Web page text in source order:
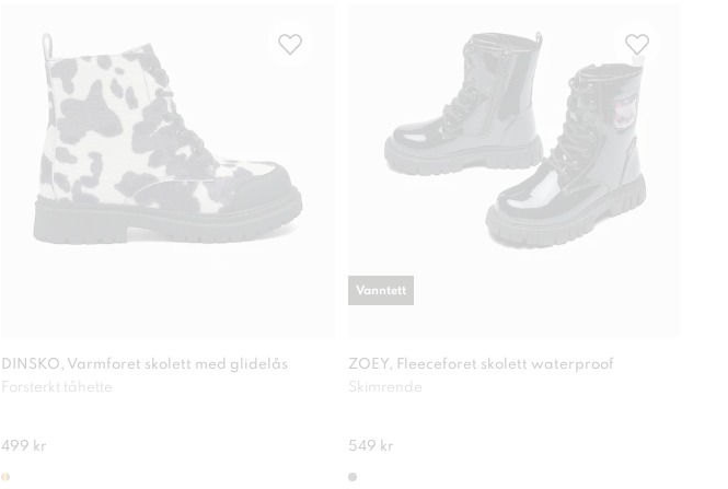
DINSKO, Varmforet skolett med glidelås
Forsterkt tåhette
499 kr
ZOEY, Fleeceforet skolett waterproof
Skimrende
549 kr
Vanntett